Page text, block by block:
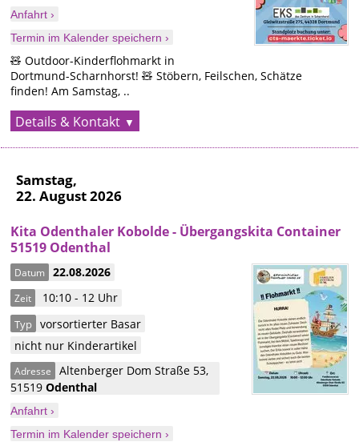
Anfahrt ›
Termin im Kalender speichern ›
🧸 Outdoor-Kinderflohmarkt in
Dortmund-Scharnhorst! 🧸 Stöbern, Feilschen, Schätze
finden! Am Samstag, ..
Details & Kontakt
Samstag,
22. August 2026
Kita Odenthaler Kobolde - Übergangskita Container
51519 Odenthal
Datum 22.08.2026
Zeit 10:10 - 12 Uhr
Typ vorsortierter Basar
nicht nur Kinderartikel
Adresse Altenberger Dom Straße 53,
51519Odenthal
Anfahrt ›
Termin im Kalender speichern ›